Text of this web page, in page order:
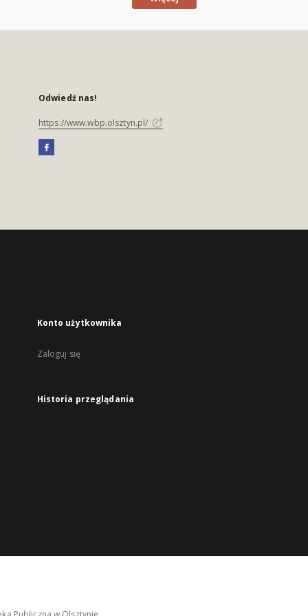
Odwiedź nas!
https://www.wbp.olsztyn.pl/
Konto użytkownika
Zaloguj się
Historia przeglądania